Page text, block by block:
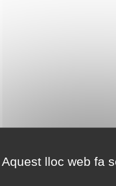
Aquest lloc web fa